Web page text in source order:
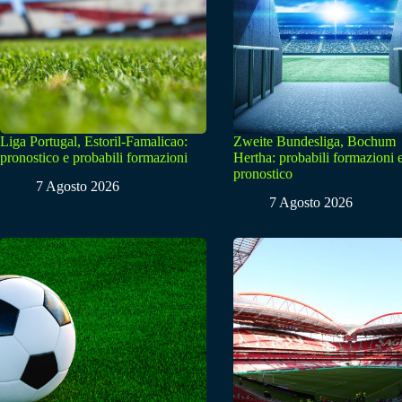
Liga Portugal, Estoril-Famalicao:
pronostico e probabili formazioni
7 Agosto 2026
Zweite Bundesliga, Bochum
Hertha: probabili formazioni
pronostico
7 Agosto 2026